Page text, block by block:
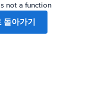
not a function
돌아가기